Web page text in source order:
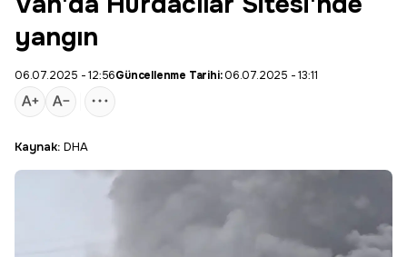
yangın
06.07.2025 - 12:56Güncellenme Tarihi:06.07.2025 - 13:11
Kaynak: DHA